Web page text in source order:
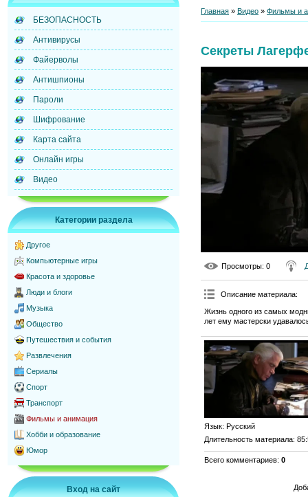
БЕЗОПАСНОСТЬ
Антивирусы
Файерволы
Антишпионы
Пароли
Шифрование
Карта сайта
Онлайн игры
Видео
Категории раздела
Другое
Компьютерные игры
Красота и здоровье
Люди и блоги
Музыка
Общество
Путешествия и события
Развлечения
Сериалы
Спорт
Транспорт
Фильмы и анимация
Хобби и образование
Юмор
Вход на сайт
Главная » Видео » Фильмы и
Секреты
Просмотры: 0
Описание материала:
Жизнь одного из самых
лет ему мастерски
Язык: Русский
Длительность материала:
Всего комментариев: 0